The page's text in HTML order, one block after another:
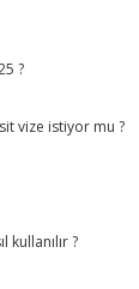
?
vize istiyor mu ?
kullanılır ?